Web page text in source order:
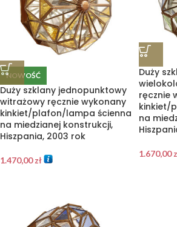
NOWOŚĆ
Duży szklany jednopunktowy
witrażowy ręcznie wykonany
kinkiet/plafon/lampa ścienna
na miedzianej konstrukcji,
Hiszpania, 2003 rok
1.470,00zł
Duży
ręcznie
kinkiet/
na
1.670,00